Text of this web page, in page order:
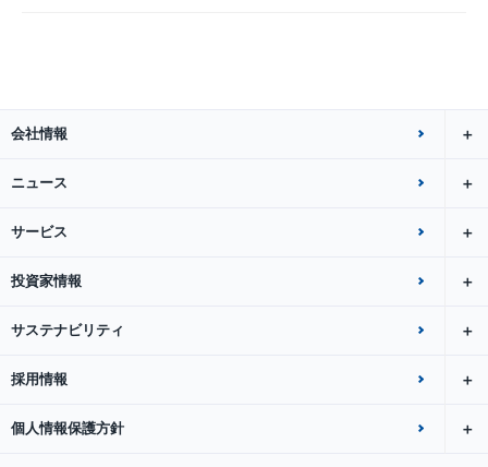
会社情報
ニュース
サービス
投資家情報
サステナビリティ
採用情報
個人情報保護方針